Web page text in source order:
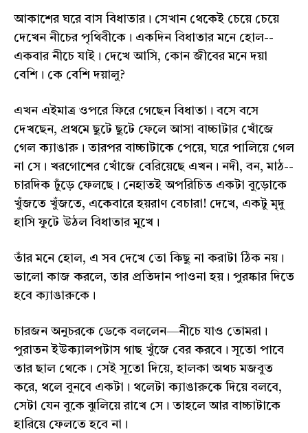
আকাশের ঘরে বাস বিধাতার। সেখান থেকেই চেয়ে চেয়ে
দেখেন নীচের পৃথিবীকে। একদিন বিধাতার মনে হোল--
একবার নীচে যাই। দেখে আসি, কোন জীবের মনে দয়া
বেশি। কে বেশি দয়ালু?
এখন এইমাত্র ওপরে ফিরে গেছেন বিধাতা। বসে বসে
দেখছেন, প্রথমে ছুটে ছুটে ফেলে আসা বাচ্চাটার খোঁজে
গেল ক্যাঙারু। তারপর বাচ্চাটাকে পেয়ে, ঘরে পালিয়ে গেল
না সে। খরগোশের খোঁজে বেরিয়েছে এখন। নদী, বন, মাঠ--
চারদিক ঢুঁড়ে ফেলছে। নেহাতই অপরিচিত একটা বুড়োকে
খুঁজতে খুঁজতে, একেবারে হয়রাণ বেচারা! দেখে, একটু মৃদু
হাসি ফুটে উঠল বিধাতার মুখে।
তাঁর মনে হোল, এ সব দেখে তো কিছু না করাটা ঠিক নয়।
ভালো কাজ করলে, তার প্রতিদান পাওনা হয়। পুরষ্কার দিতে
হবে ক্যাঙারুকে।
চারজন অনুচরকে ডেকে বললেন—নীচে যাও তোমরা।
পুরাতন ইউক্যালপটাস গাছ খুঁজে বের করবে। সূতো পাবে
তার ছাল থেকে। সেই সূতো দিয়ে, হালকা অথচ মজবুত
করে, থলে বুনবে একটা। থলেটা ক্যাঙারুকে দিয়ে বলবে,
সেটা যেন বুকে ঝুলিয়ে রাখে সে। তাহলে আর বাচ্চাটাকে
হারিয়ে ফেলতে হবে না।